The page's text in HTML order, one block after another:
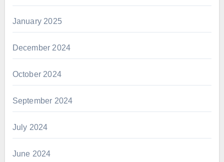
January 2025
December 2024
October 2024
September 2024
July 2024
June 2024